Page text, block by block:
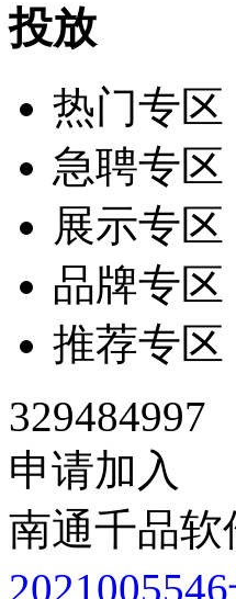
投放
热门专区
急聘专区
展示专区
品牌专区
推荐专区
329484997
申请加入
南通千品